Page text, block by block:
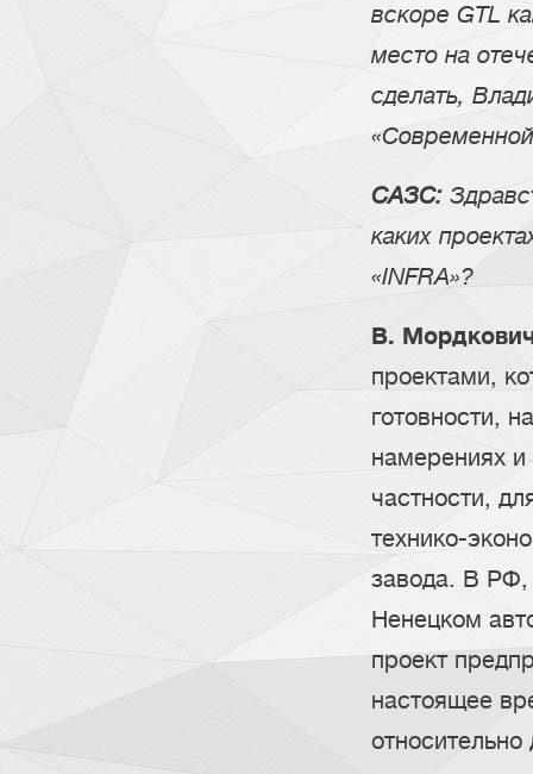
вскоре GTL
место на
сделать,
САЗС:
каких
«INFRA»?
В.
проектами,
готовности,
намерениях и
частности,
технико-
завода. В РФ,
Ненецком
проект
настоящее